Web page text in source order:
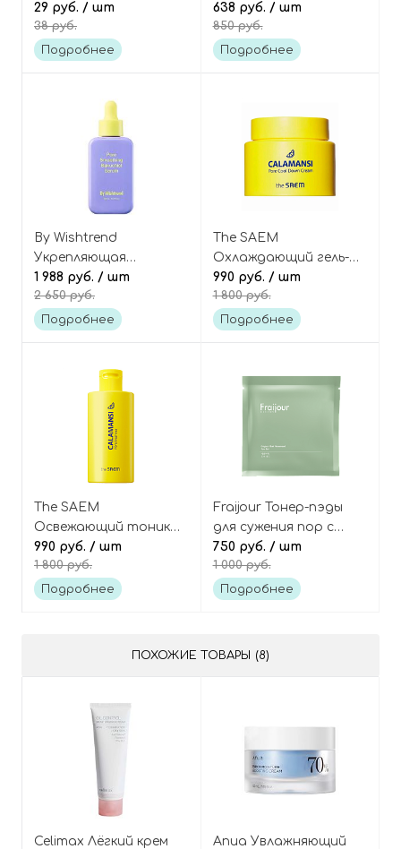
сыворотка для
сужения пор с
бакучиолом (пробник),
29 руб. / шт
38 руб.
Подробнее
сыворотка для
сужения пор с
бакучиолом (мини-
638 руб. / шт
850 руб.
Подробнее
By Wishtrend
Укрепляющая
сыворотка для
сужения пор с
бакучиолом, Pore
1 988 руб. / шт
2 650 руб.
Подробнее
The SAEM
Охлаждающий гель-
крем для сужения пор
с цитрусом
каламанси, Calamansi
990 руб. / шт
1 800 руб.
Подробнее
The SAEM
Освежающий тоник
для сужения пор с
цитрусом каламанси,
Calamansi Pore
990 руб. / шт
1 800 руб.
Подробнее
Fraijour Тонер-пэды
для сужения пор с
полынью, кислотами и
центеллой азиатской
(рефилл), Original Herb
750 руб. / шт
1 000 руб.
Подробнее
ПОХОЖИЕ ТОВАРЫ (8)
Celimax Лёгкий крем
Anua Увлажняющий